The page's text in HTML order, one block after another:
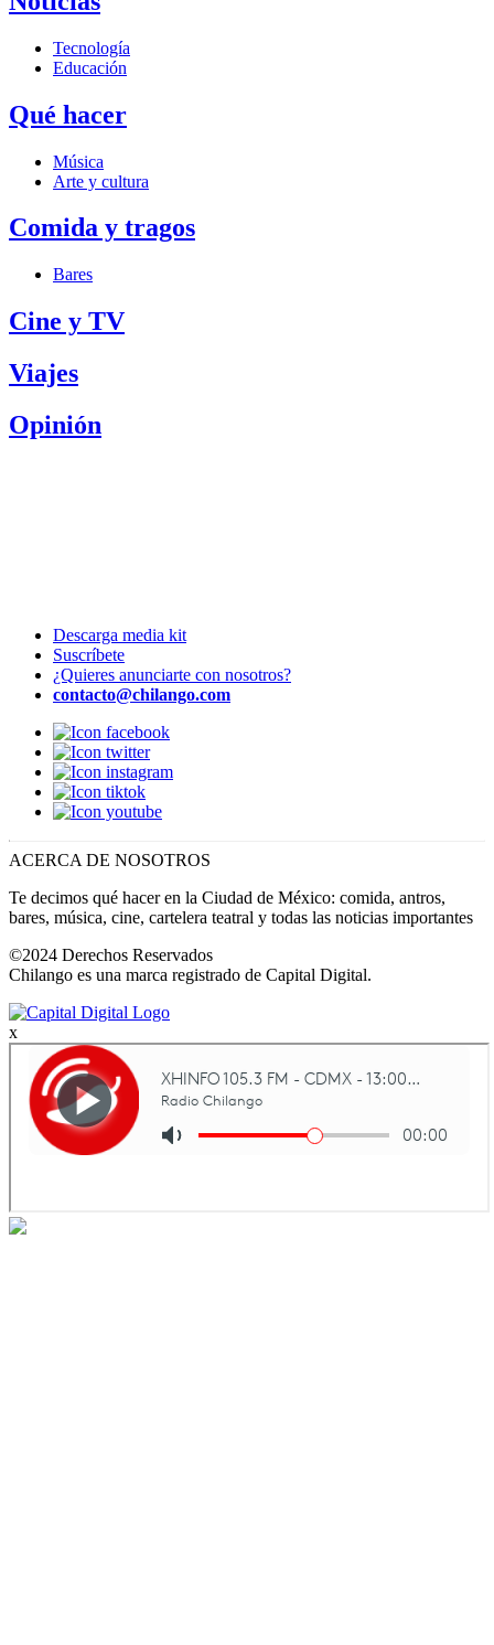
Tecnología
Educación
Qué hacer
Música
Arte y cultura
Comida y tragos
Bares
Cine y TV
Viajes
Opinión
Descarga media kit
Suscríbete
¿Quieres anunciarte con nosotros?
contacto@chilango.com
ACERCA DE NOSOTROS
Te decimos qué hacer en la Ciudad de México: comida, antros,
bares, música, cine, cartelera teatral y todas las noticias importantes
©2024 Derechos Reservados
Chilango es una marca registrado de Capital Digital.
x